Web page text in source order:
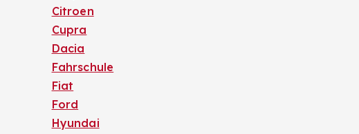
Citroen
Cupra
Dacia
Fahrschule
Fiat
Ford
Hyundai